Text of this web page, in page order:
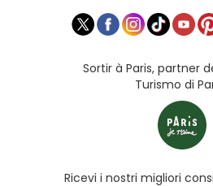
Sortir à Paris, partner
Turismo di
Ricevi i nostri migliori